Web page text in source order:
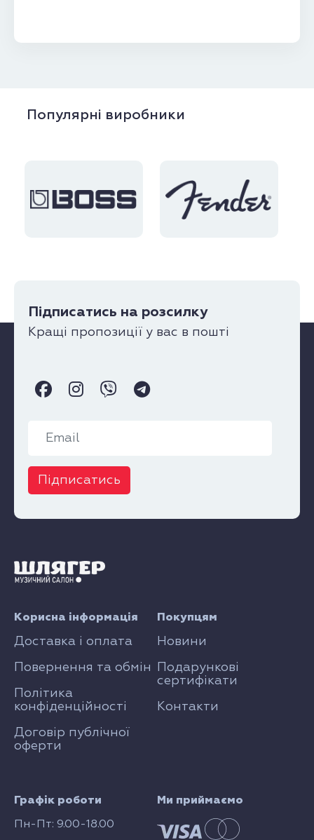
Популярні виробники
Підписатись на розсилку
Кращі пропозиції у вас в пошті
Підписатись
Графік роботи
Пн-Пт: 9.00-18.00
Покупцям
Новини
Подарункові
сертифікати
Контакти
Корисна інформація
Доставка і оплата
Повернення та обмін
Політика
конфіденційності
Договір публічної
оферти
Ми приймаємо